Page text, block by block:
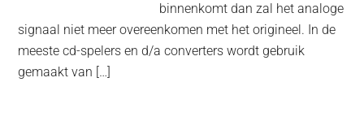
binnenkomt dan zal het analoge
signaal niet meer overeenkomen met het origineel. In de
meeste cd-spelers en d/a converters wordt gebruik
gemaakt van […]